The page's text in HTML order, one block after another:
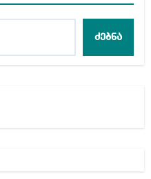
ძებნა